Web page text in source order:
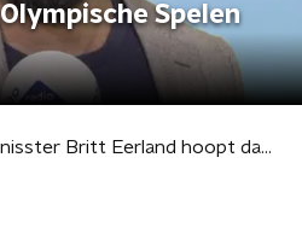
Spelen
Tafeltennisster Britt Eerland hoopt dat de Olympische Spelen doorgaan